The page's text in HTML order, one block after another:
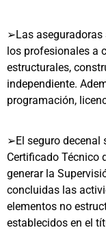
➢Las
los profesionales a
estructurales,
independiente.
programación,
➢El seguro decenal
Certificado Técnico
generar la
concluidas las
elementos no
establecidos en el